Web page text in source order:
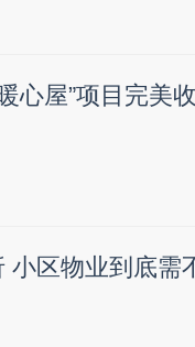
心屋”项目完美
区物业到底需